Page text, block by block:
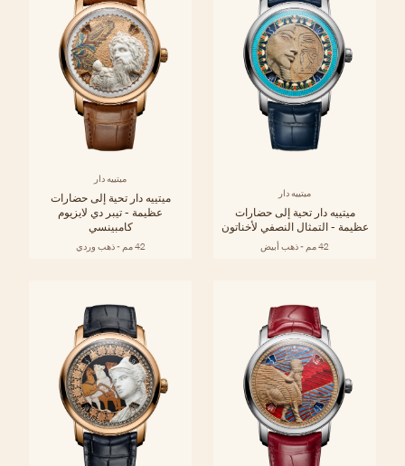
ميتييه دار
ميتييه دار تحية إلى حضارات
عظيمة - التمثال النصفي لأخناتون
42 مم - ذهب أبيض
ميتييه دار
ميتييه دار تحية إلى حضارات
عظيمة - تيبر دي لايزيوم
كامبينسي
42 مم - ذهب وردي